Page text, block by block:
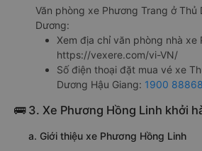
Văn phòng xe Phương Trang ở Thủ
Dương:
Xem địa chỉ văn phòng nhà xe
https://vexere.com/vi-VN/
Số điện thoại đặt mua vé xe
Dương Hậu Giang: 1900
🚌 3. Xe Phương Hồng Linh khởi
a. Giới thiệu xe Phương Hồng Linh